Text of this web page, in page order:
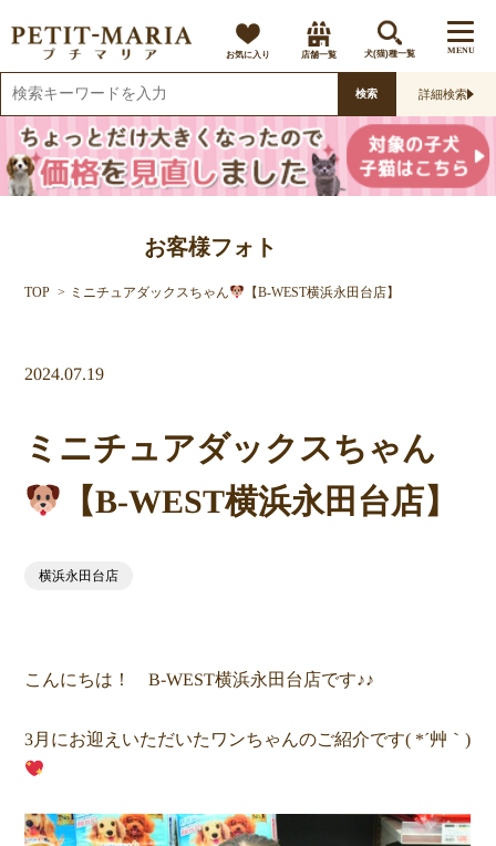
お気に入り 店舗一覧 犬(猫)種一覧 MENU
検索 詳細検索
お客様フォト
TOP ミニチュアダックスちゃん 【B-WEST横浜永田台店】
2024.07.19
ミニチュアダックスちゃん
【B-WEST横浜永田台店】
横浜永田台店
こんにちは！ B-WEST横浜永田台店です♪♪
3月にお迎えいただいたワンちゃんのご紹介です( *´艸｀)